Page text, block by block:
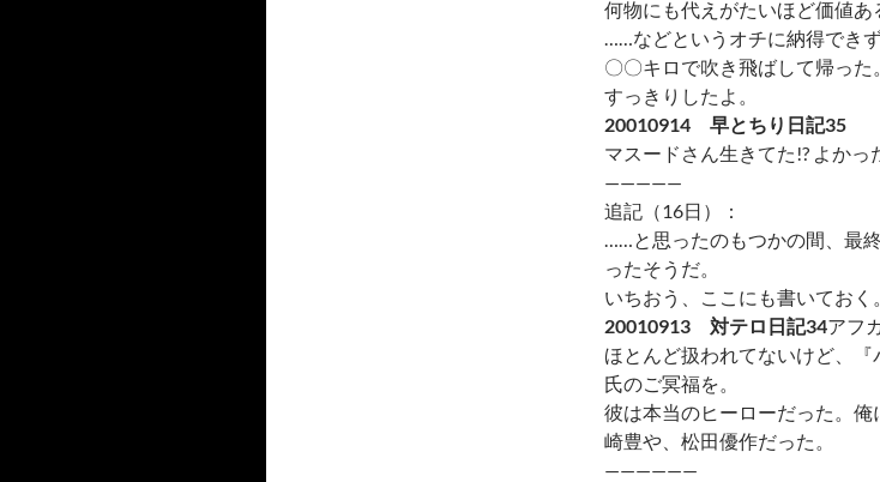
何物にも代えがたいほど価値あ
……などというオチに納得でき
〇〇キロで吹き飛ばして帰った。
すっきりしたよ。
20010914 早とちり日記35
マスードさん生きてた!? よかっ
—————
追記（16日）：
……と思ったのもつかの間、最
ったそうだ。
いちおう、ここにも書いておく。
20010913 対テロ日記34アフ
ほとんど扱われてないけど、
氏のご冥福を。
彼は本当のヒーローだった。
崎豊や、松田優作だった。
——————